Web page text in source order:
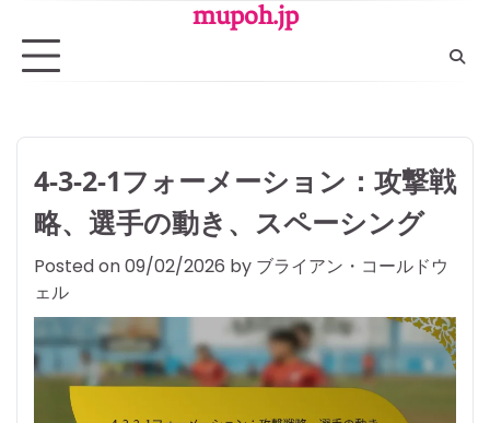
content
mupoh.jp
4-3-2-1フォーメーション：攻撃戦
略、選手の動き、スペーシング
Posted on09/02/2026 by ブライアン・コールドウ
ェル